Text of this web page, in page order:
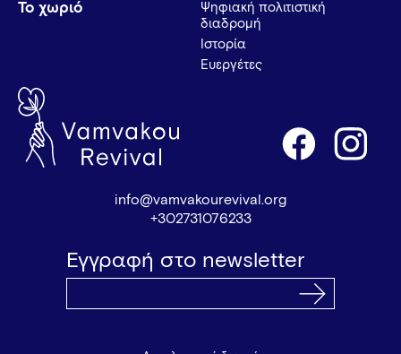
Το χωριό
Ψηφιακή πολιτιστική
διαδρομή
Ιστορία
Ευεργέτες
info@vamvakourevival.org
+302731076233
Εγγραφή στο newsletter